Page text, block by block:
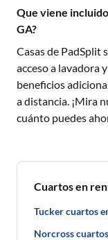
Que viene
GA?
Casas de PadSplit
acceso a lavadora
beneficios
a distancia. ¡Mira
cuánto puedes
Cuartos en
Tucker cuartos
Norcross